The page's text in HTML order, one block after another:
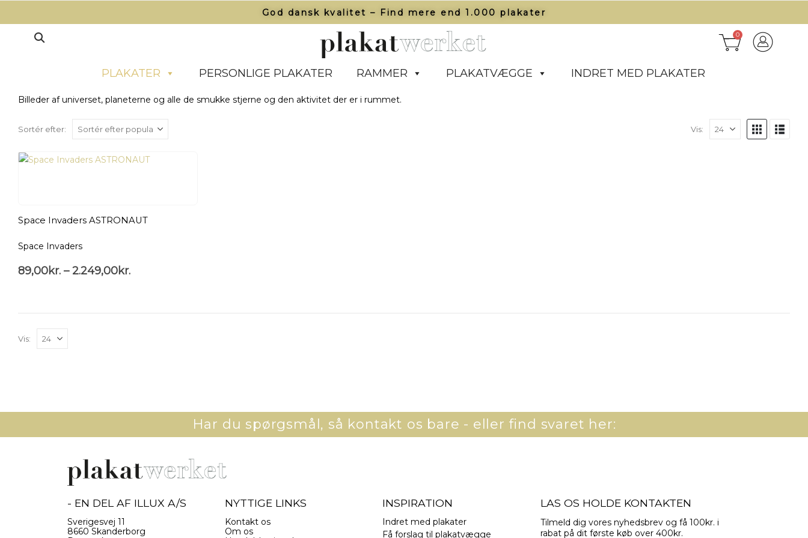
God dansk kvalitet – Find mere end 1.000 plakater​
0
PLAKATER PERSONLIGE PLAKATER RAMMER PLAKATVÆGGE INDRET MED PLAKATER
Billeder af universet, planeterne og alle de smukke stjerne og den aktivitet der er i rummet.
Sortér efter: Vis:
Space Invaders ASTRONAUT
Space Invaders
89,00kr. – 2.249,00kr.
Vis:
Har du spørgsmål, så kontakt os bare - eller find svaret her:
- EN DEL AF ILLUX A/S
Sverigesvej 11
8660 Skanderborg
NYTTIGE LINKS
Kontakt os
Om os
INSPIRATION
Indret med plakater
Få forslag til plakatvægge
LAS OS HOLDE KONTAKTEN
Tilmeld dig vores nyhedsbrev og få 100kr. i
rabat på dit første køb over 400kr.